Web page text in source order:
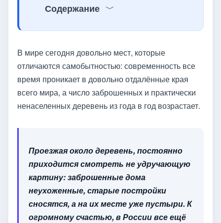
Содержание
В мире сегодня довольно мест, которые
отличаются самобытностью: современность все
время проникает в довольно отдалённые края
всего мира, а число заброшенных и практически
ненаселенных деревень из года в год возрастает.
Проезжая около деревень, постоянно
приходится смотреть не удручающую
картину: заброшенные дома
неухоженные, старые постройки
сносятся, а на их месте уже пустыри. К
огромному счастью, в России все ещё